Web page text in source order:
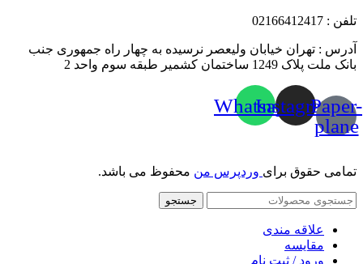
تلفن : 02166412417
آدرس : تهران خیابان ولیعصر نرسیده به چهار راه جمهوری جنب
بانک ملت پلاک 1249 ساختمان کشمیر طبقه سوم واحد 2
Paper-
plane
Instagram
Whatsapp
تمامی حقوق برای وردپرس من محفوظ می باشد.
جستجو
علاقه مندی
مقایسه
ورود / ثبت نام